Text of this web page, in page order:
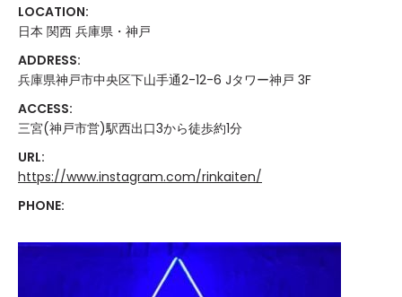
LOCATION:
日本 関西 兵庫県・神戸
ADDRESS:
兵庫県神戸市中央区下山手通2-12-6 Jタワー神戸 3F
ACCESS:
三宮(神戸市営)駅西出口3から徒歩約1分
URL:
https://www.instagram.com/rinkaiten/
PHONE: